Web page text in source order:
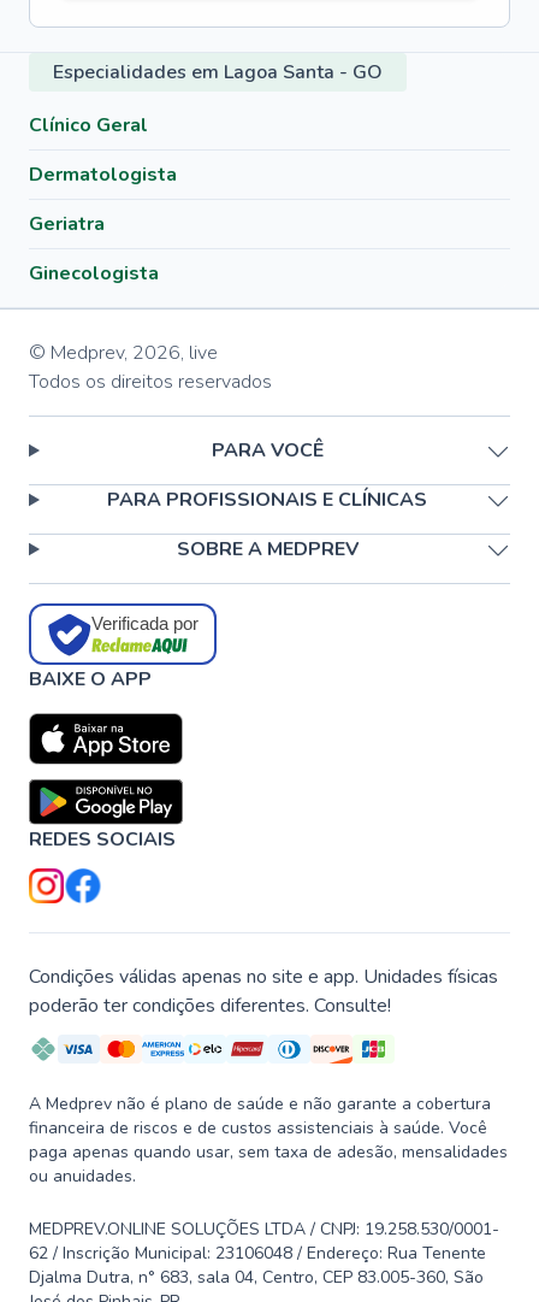
Especialidades em Lagoa Santa - GO
Clínico Geral
Dermatologista
Geriatra
Ginecologista
© Medprev, 2026, live
Todos os direitos reservados
PARA VOCÊ
PARA PROFISSIONAIS E CLÍNICAS
SOBRE A MEDPREV
Verificada por
BAIXE O APP
REDES SOCIAIS
Condições válidas apenas no site e app. Unidades físicas
poderão ter condições diferentes. Consulte!
A Medprev não é plano de saúde e não garante a cobertura
financeira de riscos e de custos assistenciais à saúde. Você
paga apenas quando usar, sem taxa de adesão, mensalidades
ou anuidades.
MEDPREV.ONLINE SOLUÇÕES LTDA / CNPJ: 19.258.530/0001-
62 / Inscrição Municipal: 23106048 / Endereço: Rua Tenente
Djalma Dutra, n° 683, sala 04, Centro, CEP 83.005-360, São